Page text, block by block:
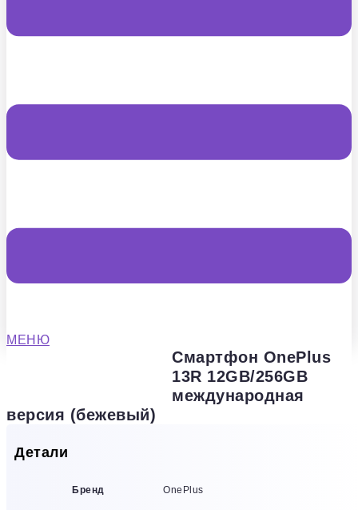
МЕНЮ
Смартфон OnePlus
13R 12GB/256GB
международная
версия (бежевый)
Детали
Бренд OnePlus